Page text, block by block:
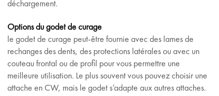
déchargement.
Options du godet de curage
le godet de curage peut-être fournie avec des lames de
rechanges des dents, des protections latérales ou avec un
couteau frontal ou de profil pour vous permettre une
meilleure utilisation. Le plus souvent vous pouvez choisir une
attache en CW, mais le godet s’adapte aux autres attaches.